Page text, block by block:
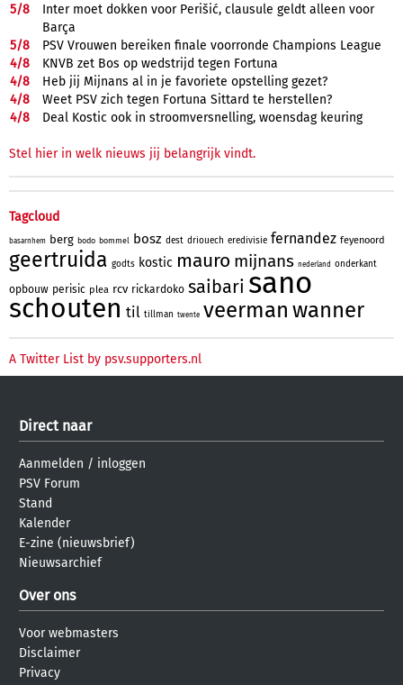
5/8
Inter moet dokken voor Perišić, clausule geldt alleen voor
Barça
5/8
PSV Vrouwen bereiken finale voorronde Champions League
4/8
KNVB zet Bos op wedstrijd tegen Fortuna
4/8
Heb jij Mijnans al in je favoriete opstelling gezet?
4/8
Weet PSV zich tegen Fortuna Sittard te herstellen?
4/8 Deal Kostic ook in stroomversnelling, woensdag keuring
Stel hier in welk nieuws jij belangrijk vindt.
Tagcloud
basarnhem berg bodo bommel bosz dest driouech eredivisie fernandez feyenoord
geertruida godts kostic mauro mijnans nederland onderkant
opbouw perisic plea rcv rickardoko saibari sano
schouten til tillman twente veerman wanner
A Twitter List by psv.supporters.nl
Direct naar
Aanmelden / inloggen
PSV Forum
Stand
Kalender
E-zine (nieuwsbrief)
Nieuwsarchief
Over ons
Voor webmasters
Disclaimer
Privacy